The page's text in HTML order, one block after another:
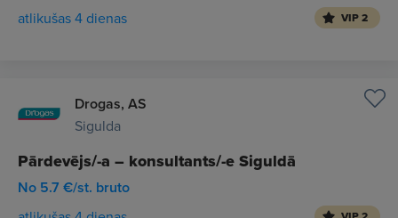
atlikušas 4 dienas VIP 2
Drogas, AS
Sigulda
Pārdevējs/-a – konsultants/-e Siguldā
No 5.7 €/st. bruto